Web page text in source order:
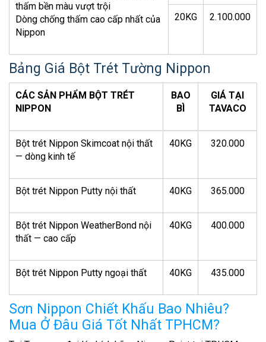
thấm bền màu vượt trội
Dòng chống thấm cao cấp nhất của
Nippon
20KG 2.100.000
Bảng Giá Bột Trét Tường Nippon
CÁC SẢN PHẨM BỘT TRÉT
NIPPON
BAO
BÌ
GIÁ TẠI
TAVACO
Bột trét Nippon Skimcoat nội thất
— dòng kinh tế
40KG 320.000
Bột trét Nippon Putty nội thất 40KG 365.000
Bột trét Nippon WeatherBond nội
thất — cao cấp
40KG 400.000
Bột trét Nippon Putty ngoại thất 40KG 435.000
Sơn Nippon Chiết Khấu Bao Nhiêu?
Mua Ở Đâu Giá Tốt Nhất TPHCM?